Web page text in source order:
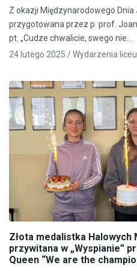
Z okazji Międzynarodowego
przygotowana przez p. prof.
pt. „Cudze chwalicie, swego nie…
24 lutego 2025 /Wydarzenia
Złota medalistka
przywitana w „Wyspianie”
Queen “We are the